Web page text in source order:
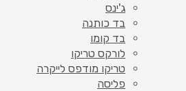
ג'ינס
בד כותנה
בד קומו
לורקס טריקו
טריקו מודפס לייקרה
פליסה